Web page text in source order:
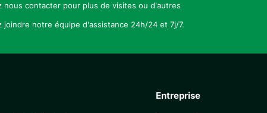
nous contacter pour plus de visites ou d'autres
joindre notre équipe d'assistance 24h/24 et 7j/7.
Entreprise